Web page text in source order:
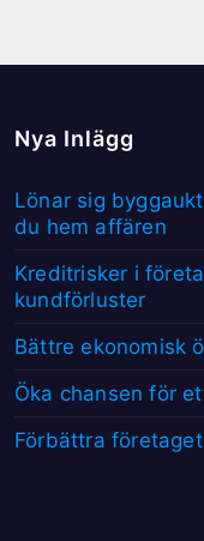
Nya Inlägg
Lönar sig
du hem affären
Kreditrisker i
kundförluster
Bättre ekonomisk
Öka chansen för
Förbättra